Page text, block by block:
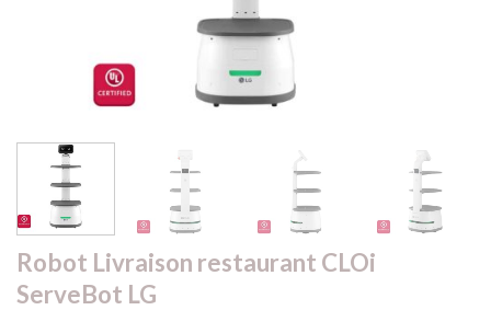
Robot Livraison restaurant CLOi
ServeBot LG